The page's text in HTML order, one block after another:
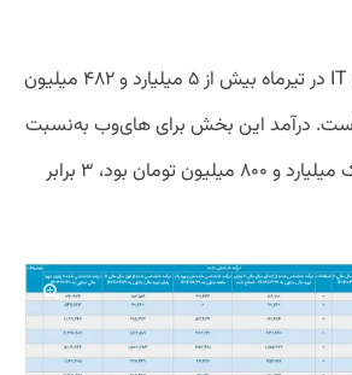
های‌وب از ارائه خدمات IT در تیرماه بیش از ۵ میلیارد و ۴۸۲ میلیون
است. درآمد این بخش برای های‌وب به‌نسبت‌
ماه گذشته که حدود یک میلیارد و ۸۰۰ میلیون تومان بود، ۳ برابر